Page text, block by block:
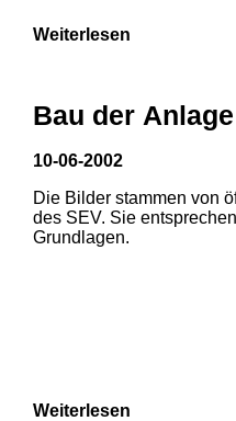
Weiterlesen
Bau der
10-06-2002
Die Bilder stammen von
des SEV. Sie
Grundlagen.
Weiterlesen